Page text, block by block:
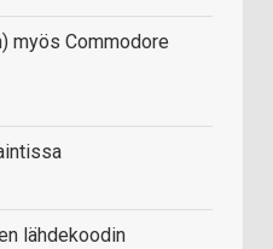
myös Commodore
lähdekoodin